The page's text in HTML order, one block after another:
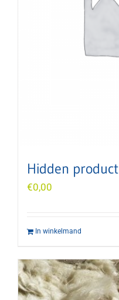
Hidden product
€0,00
In winkelmand